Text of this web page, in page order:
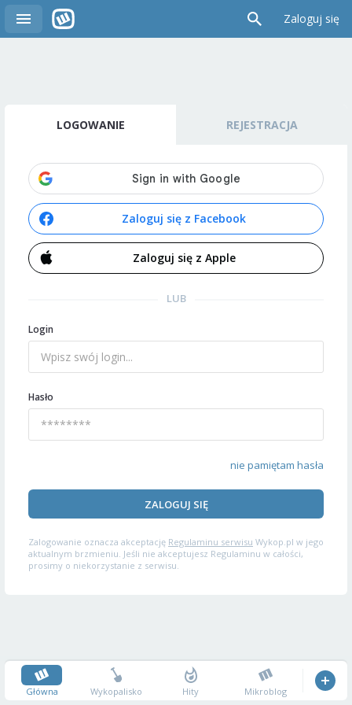
Zaloguj się
LOGOWANIE REJESTRACJA
Zaloguj się z Facebook
Zaloguj się z Apple
LUB
Login
Hasło
nie pamiętam hasła
ZALOGUJ SIĘ
Zalogowanie oznacza akceptację Regulaminu serwisu Wykop.pl w jego
aktualnym brzmieniu. Jeśli nie akceptujesz Regulaminu w całości,
prosimy o niekorzystanie z serwisu.
Główna Wykopalisko Hity Mikroblog